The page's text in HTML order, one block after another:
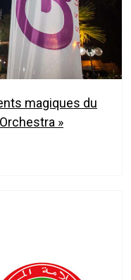
magiques du
»